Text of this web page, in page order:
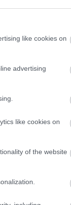
like cookies on
advertising
like cookies on
of the website
που
οποία
και μουσικά
χρονιά
στις 15
κουδούνι